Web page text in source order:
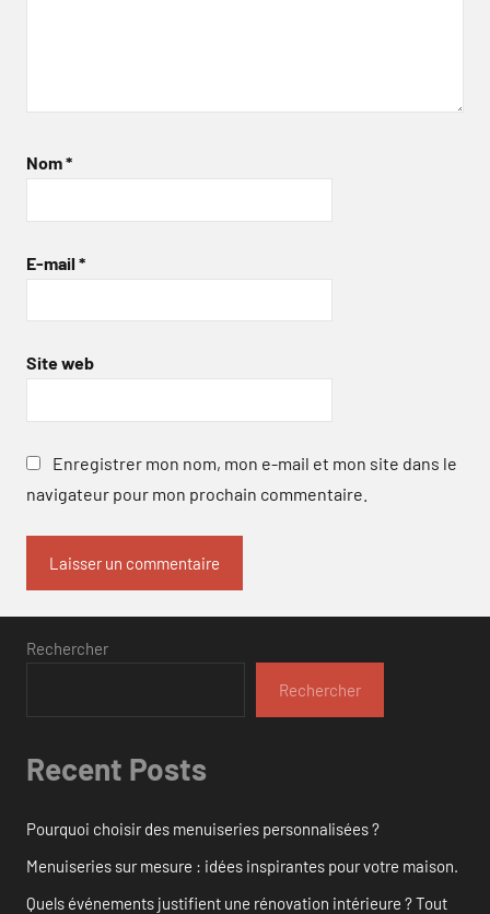
Nom*
E-mail *
Site web
Enregistrer mon nom, mon e-mail et mon site dans le
navigateur pour mon prochain commentaire.
Rechercher
Rechercher
Recent Posts
Pourquoi choisir des menuiseries personnalisées ?
Menuiseries sur mesure : idées inspirantes pour votre maison.
Quels événements justifient une rénovation intérieure ? Tout